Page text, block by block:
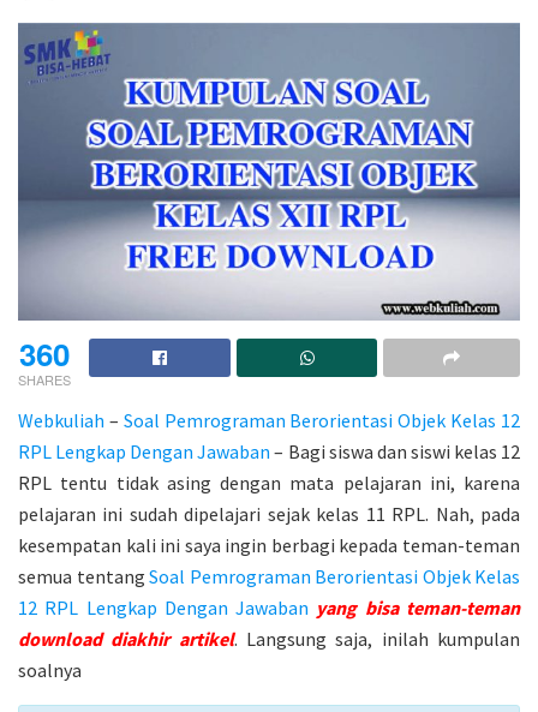
360
SHARES
Webkuliah – Soal Pemrograman Berorientasi Objek Kelas 12
RPL Lengkap Dengan Jawaban – Bagi siswa dan siswi kelas 12
RPL tentu tidak asing dengan mata pelajaran ini, karena
pelajaran ini sudah dipelajari sejak kelas 11 RPL. Nah, pada
kesempatan kali ini saya ingin berbagi kepada teman-teman
semua tentang Soal Pemrograman Berorientasi Objek Kelas
12 RPL Lengkap Dengan Jawaban yang bisa teman-teman
download diakhir artikel. Langsung saja, inilah kumpulan
soalnya